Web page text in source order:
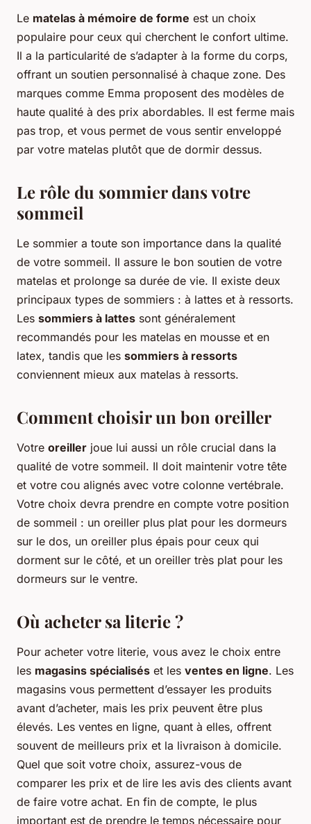
Le matelas à mémoire de forme est un choix
populaire pour ceux qui cherchent le confort ultime.
Il a la particularité de s’adapter à la forme du corps,
offrant un soutien personnalisé à chaque zone. Des
marques comme Emma proposent des modèles de
haute qualité à des prix abordables. Il est ferme mais
pas trop, et vous permet de vous sentir enveloppé
par votre matelas plutôt que de dormir dessus.
Le rôle du sommier dans votre
sommeil
Le sommier a toute son importance dans la qualité
de votre sommeil. Il assure le bon soutien de votre
matelas et prolonge sa durée de vie. Il existe deux
principaux types de sommiers : à lattes et à ressorts.
Les sommiers à lattes sont généralement
recommandés pour les matelas en mousse et en
latex, tandis que les sommiers à ressorts
conviennent mieux aux matelas à ressorts.
Comment choisir un bon oreiller
Votre oreiller joue lui aussi un rôle crucial dans la
qualité de votre sommeil. Il doit maintenir votre tête
et votre cou alignés avec votre colonne vertébrale.
Votre choix devra prendre en compte votre position
de sommeil : un oreiller plus plat pour les dormeurs
sur le dos, un oreiller plus épais pour ceux qui
dorment sur le côté, et un oreiller très plat pour les
dormeurs sur le ventre.
Où acheter sa literie ?
Pour acheter votre literie, vous avez le choix entre
les magasins spécialisés et les ventes en ligne. Les
magasins vous permettent d’essayer les produits
avant d’acheter, mais les prix peuvent être plus
élevés. Les ventes en ligne, quant à elles, offrent
souvent de meilleurs prix et la livraison à domicile.
Quel que soit votre choix, assurez-vous de
comparer les prix et de lire les avis des clients avant
de faire votre achat. En fin de compte, le plus
important est de prendre le temps nécessaire pour